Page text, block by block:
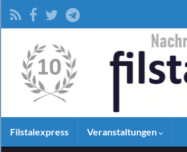
Filstalexpress Veranstaltungen